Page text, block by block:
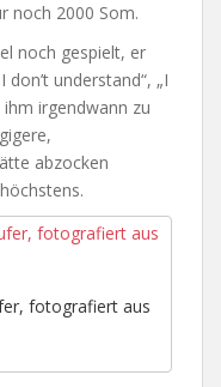
noch 2000 Som.
noch gespielt, er
understand“, „I
ihm irgendwann zu
abzocken
fotografiert aus